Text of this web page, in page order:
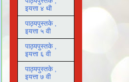
इयत्ता ४ थी
पाठ्यपुस्तके ,
इयत्ता ५ वी
पाठ्यपुस्तके ,
इयत्ता ६ वी
पाठ्यपुस्तके ,
इयत्ता ७ वी